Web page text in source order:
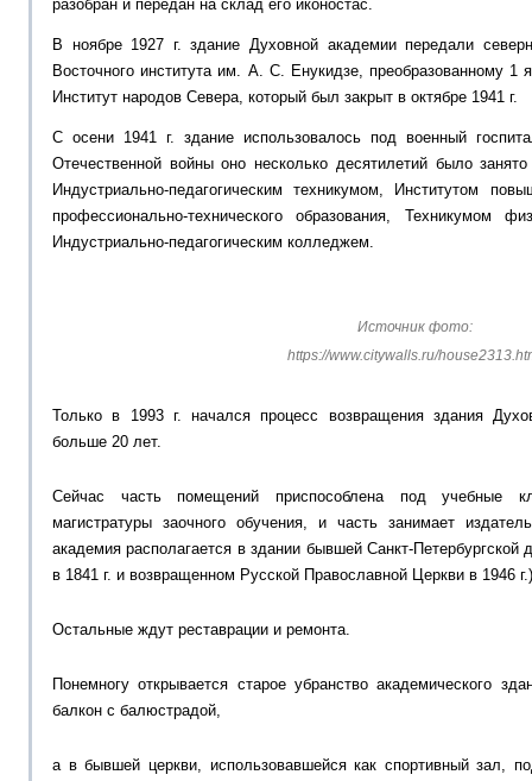
разобран и передан на склад его иконостас.
В ноябре 1927 г. здание Духовной академии передали
Восточного института им. А. С. Енукидзе, преобразованному 1
Институт народов Севера, который был закрыт в октябре 1941 г.
С осени 1941 г. здание использовалось под военный
Отечественной войны оно несколько десятилетий было
Индустриально-педагогическим техникумом, Институтом
профессионально-технического образования, Техникумом
Индустриально-педагогическим колледжем.
Источник фото:
https://www.citywalls.ru/
Только в 1993 г. начался процесс возвращения здания
больше 20 лет.
Сейчас часть помещений приспособлена под учебные
магистратуры заочного обучения, и часть занимает
академия располагается в здании бывшей Санкт-Петербургской
в 1841 г. и возвращенном Русской Православной Церкви в 1946
Остальные ждут реставрации и ремонта.
Понемногу открывается старое убранство академического
балкон с балюстрадой,
а в бывшей церкви, использовавшейся как спортивный зал,